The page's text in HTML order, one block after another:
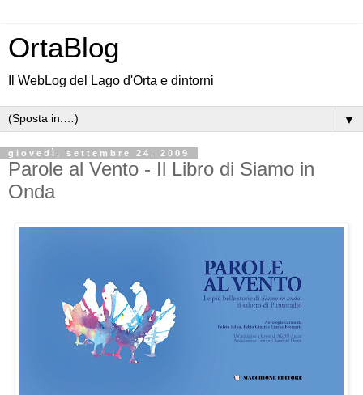
OrtaBlog
Il WebLog del Lago d'Orta e dintorni
▼
giovedì, settembre 24, 2009
Parole al Vento - Il Libro di Siamo in
Onda